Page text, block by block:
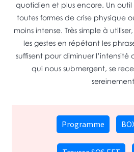
quotidien et plus encore. Un
toutes formes de crise physique
moins intense. Très simple à
les gestes en répétant les
suffisent pour diminuer l’intensité
qui nous submergent, se
Programme